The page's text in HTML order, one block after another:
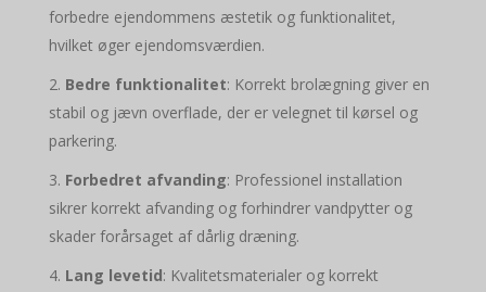
forbedre ejendommens æstetik og funktionalitet,
hvilket øger ejendomsværdien.
Bedre funktionalitet: Korrekt brolægning giver en
stabil og jævn overflade, der er velegnet til kørsel og
parkering.
Forbedret afvanding: Professionel installation
sikrer korrekt afvanding og forhindrer vandpytter og
skader forårsaget af dårlig dræning.
Lang levetid: Kvalitetsmaterialer og korrekt